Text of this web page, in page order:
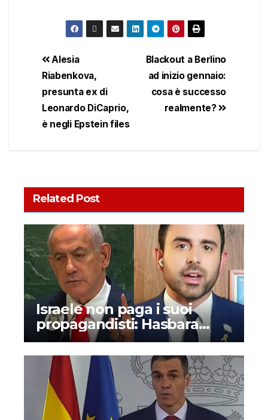
Blackout a Berlino
ad inizio gennaio:
cosa è successo
realmente?
Alesia
Riabenkova,
presunta ex di
Leonardo DiCaprio,
è negli Epstein files
Related Post
Israele non paga i suoi
propagandisti: Hasbara
denunciata